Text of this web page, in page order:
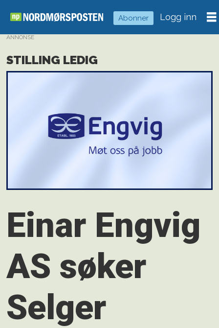
Abonner Logg inn
ANNONSE
STILLING LEDIG
Einar Engvig
AS søker
Selger